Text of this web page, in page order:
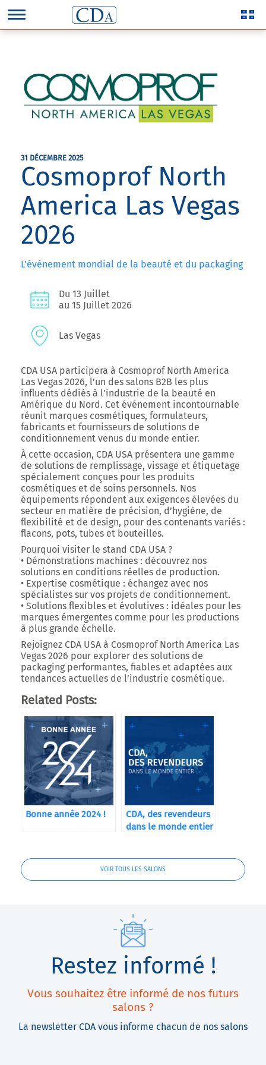
31 DÉCEMBRE 2025
Cosmoprof North
America Las Vegas
2026
L’événement mondial de la beauté et du packaging
Du 13 Juillet
au 15 Juillet 2026
Las Vegas
CDA USA participera à Cosmoprof North America
Las Vegas 2026, l’un des salons B2B les plus
influents dédiés à l’industrie de la beauté en
Amérique du Nord. Cet événement incontournable
réunit marques cosmétiques, formulateurs,
fabricants et fournisseurs de solutions de
conditionnement venus du monde entier.
À cette occasion, CDA USA présentera une gamme
de solutions de remplissage, vissage et étiquetage
spécialement conçues pour les produits
cosmétiques et de soins personnels. Nos
équipements répondent aux exigences élevées du
secteur en matière de précision, d’hygiène, de
flexibilité et de design, pour des contenants variés :
flacons, pots, tubes et bouteilles.
Pourquoi visiter le stand CDA USA ?
• Démonstrations machines : découvrez nos
solutions en conditions réelles de production.
• Expertise cosmétique : échangez avec nos
spécialistes sur vos projets de conditionnement.
• Solutions flexibles et évolutives : idéales pour les
marques émergentes comme pour les productions
à plus grande échelle.
Rejoignez CDA USA à Cosmoprof North America Las
Vegas 2026 pour explorer des solutions de
packaging performantes, fiables et adaptées aux
tendances actuelles de l’industrie cosmétique.
Related Posts:
Bonne année 2024 !
CDA, des revendeurs
dans le monde entier
VOIR TOUS LES SALONS
Restez informé !
Vous souhaitez être informé de nos futurs
salons ?
La newsletter CDA vous informe chacun de nos salons